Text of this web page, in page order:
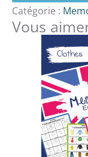
Catégorie :
Vous